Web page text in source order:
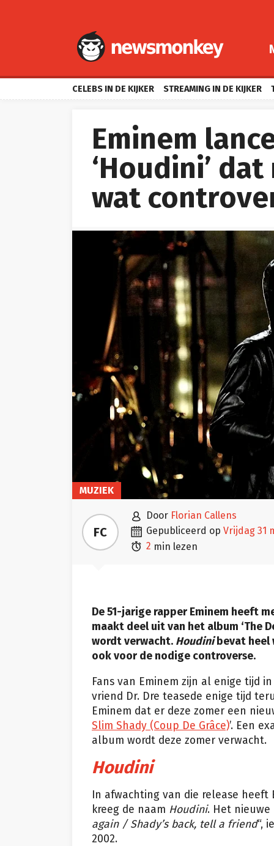
CELEBS IN DE KIJKER STREAMING IN DE KIJKER
Eminem
‘Houdini’
wat
MUZIEK
FC
 door Florian Callens
 gepubliceerd op vrijdag 31
 2 min lezen
De 51-jarige rapper Eminem heeft
maakt deel uit van het album ‘The
wordt verwacht. Houdinibevat heel
ook voor de nodige controverse.
Fans van Eminem zijn al enige tijd
vriend Dr. Dre teasede enige tijd
Eminem dat er deze zomer een
Slim Shady (Coup De Grâce)’. Een
album wordt deze zomer verwacht.
Houdini
In afwachting van die release
kreeg de naam Houdini. Het
again / Shady’s back, tell a friend“,
2002.